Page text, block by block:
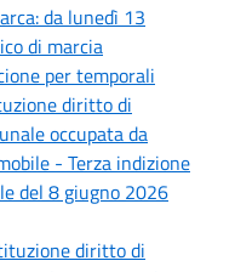
da lunedì 13
di marcia
per temporali
diritto di
occupata da
- Terza indizione
del 8 giugno 2026
diritto di